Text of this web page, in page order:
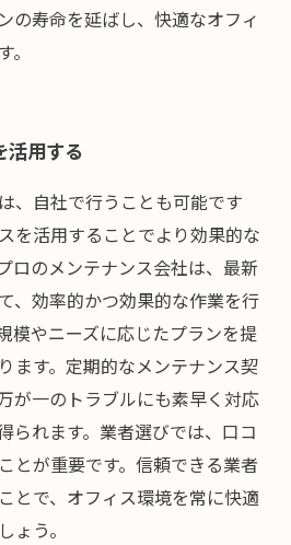
の寿命を延ばし、快適なオフィ
活用する
、自社で行うことも可能です
を活用することでより効果的な
ロのメンテナンス会社は、最新
、効率的かつ効果的な作業を行
模やニーズに応じたプランを提
ます。定期的なメンテナンス契
が一のトラブルにも素早く対応
られます。業者選びでは、口コ
とが重要です。信頼できる業者
とで、オフィス環境を常に快適
ょう。